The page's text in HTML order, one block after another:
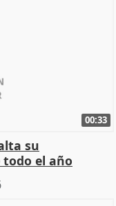
00:33
su
el año